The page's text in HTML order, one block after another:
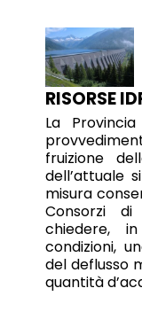
RISORSE
La
fruizione
dell’attuale
misura
Consorzi
chiedere,
condizioni,
del deflusso
quantità